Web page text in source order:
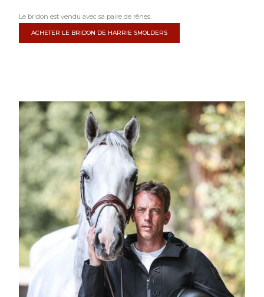
Le bridon est vendu avec sa paire de rênes.
ACHETER LE BRIDON DE HARRIE SMOLDERS